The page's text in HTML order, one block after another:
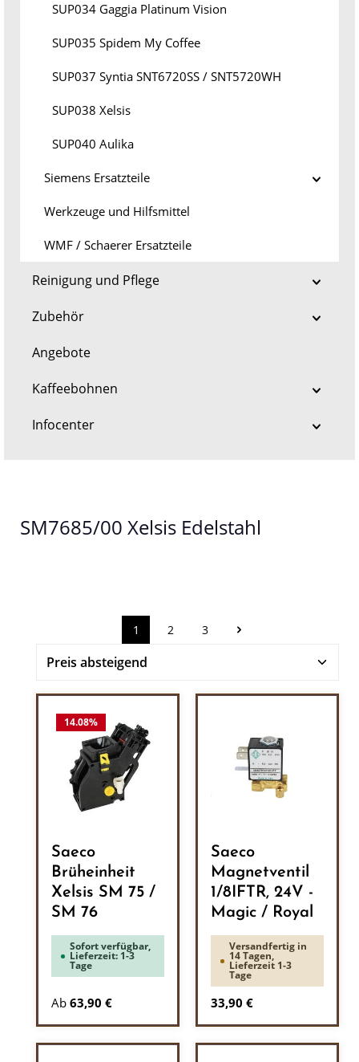
SUP034 Gaggia Platinum Vision
SUP035 Spidem My Coffee
SUP037 Syntia SNT6720SS / SNT5720WH
SUP038 Xelsis
SUP040 Aulika
Siemens Ersatzteile
Werkzeuge und Hilfsmittel
WMF / Schaerer Ersatzteile
Reinigung und Pflege
Zubehör
Angebote
Kaffeebohnen
Infocenter
SM7685/00 Xelsis Edelstahl
Seite
1 Seite
2 Seite
3
14.08%
Saeco
Brüheinheit
Xelsis SM 75 /
SM 76
Sofort verfügbar,
Lieferzeit: 1-3
Tage
Ab 63,90 €
Saeco
Magnetventil
1/8IFTR, 24V -
Magic / Royal
Versandfertig in
14 Tagen,
Lieferzeit 1-3
Tage
Regulärer Preis:
33,90 €